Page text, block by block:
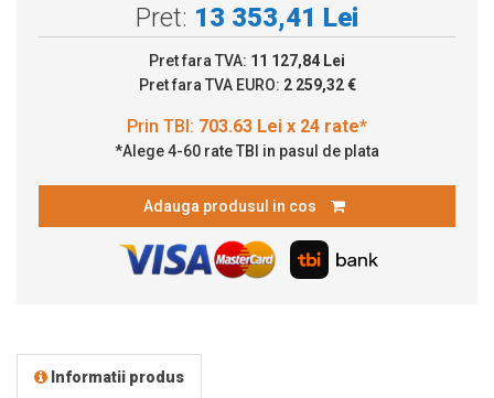
Pret: 13 353,41 Lei
Pret fara TVA: 11 127,84 Lei
Pret fara TVA EURO: 2 259,32 €
*Alege 4-60 rate TBI in pasul de plata
Adauga produsul in cos
Informatii produs